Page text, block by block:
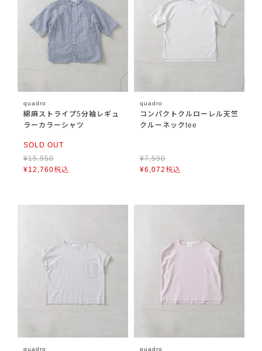
quadro
綿麻ストライプ5分袖レギュ
ラーカラーシャツ
SOLD OUT
¥15,950
¥12,760税込
quadro
コンパクトクルローレル天竺
クルーネックtee
¥7,590
¥6,072税込
quadro quadro